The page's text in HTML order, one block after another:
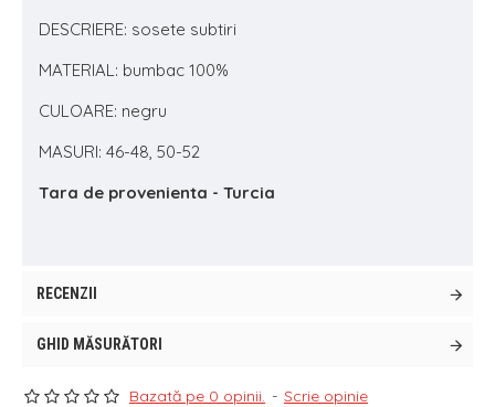
DESCRIERE: sosete subtiri
MATERIAL: bumbac 100%
CULOARE: negru
MASURI: 46-48, 50-52
Tara de provenienta - Turcia
RECENZII
GHID MĂSURĂTORI
Bazată pe 0 opinii. - Scrie opinie